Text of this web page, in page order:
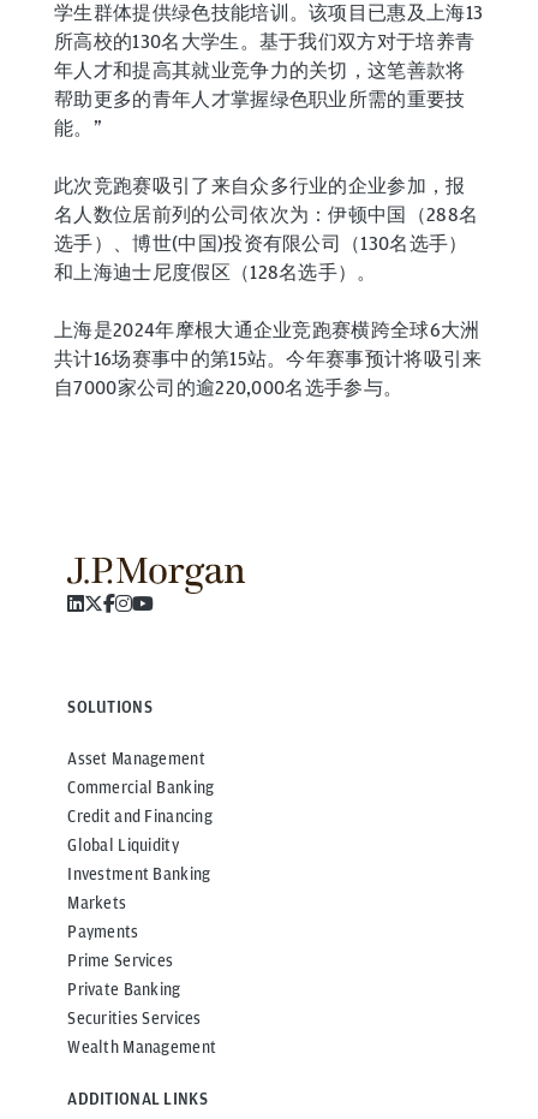
学生群体提供绿色技能培训。该项目已惠及上海13
所高校的130名大学生。基于我们双方对于培养青
年人才和提高其就业竞争力的关切，这笔善款将
帮助更多的青年人才掌握绿色职业所需的重要技
能。”
此次竞跑赛吸引了来自众多行业的企业参加，报
名人数位居前列的公司依次为：伊顿中国（288名
选手）、博世(中国)投资有限公司（130名选手）
和上海迪士尼度假区（128名选手）。
上海是2024年摩根大通企业竞跑赛横跨全球6大洲
共计16场赛事中的第15站。今年赛事预计将吸引来
自7000家公司的逾220,000名选手参与。
SOLUTIONS
Asset Management
Commercial Banking
Credit and Financing
Global Liquidity
Investment Banking
Markets
Payments
Prime Services
Private Banking
Securities Services
Wealth Management
ADDITIONAL LINKS